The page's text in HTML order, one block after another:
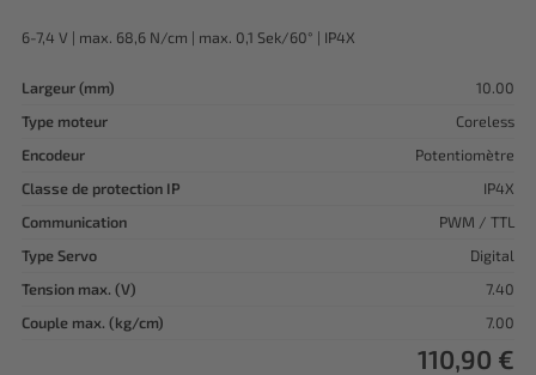
6-7,4 V | max. 68,6 N/cm | max. 0,1 Sek/60° | IP4X
Largeur (mm)
10.00
Type moteur
Coreless
Encodeur
Potentiomètre
Classe de protection IP
IP4X
Communication
PWM / TTL
Type Servo
Digital
Tension max. (V)
7.40
Couple max. (kg/cm)
7.00
110,90 €